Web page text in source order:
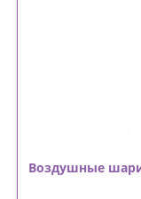
Воздушные